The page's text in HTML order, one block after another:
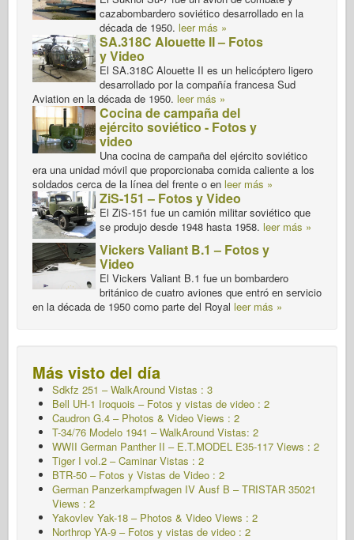
cazabombardero soviético desarrollado en la
década de 1950. leer más »
SA.318C Alouette II – Fotos
y Video
El SA.318C Alouette II es un helicóptero ligero
desarrollado por la compañía francesa Sud
Aviation en la década de 1950. leer más »
Cocina de campaña del
ejército soviético - Fotos y
video
Una cocina de campaña del ejército soviético
era una unidad móvil que proporcionaba comida caliente a los
soldados cerca de la línea del frente o en leer más »
ZiS-151 – Fotos y Video
El ZiS-151 fue un camión militar soviético que
se produjo desde 1948 hasta 1958. leer más »
Vickers Valiant B.1 – Fotos y
Video
El Vickers Valiant B.1 fue un bombardero
británico de cuatro aviones que entró en servicio
en la década de 1950 como parte del Royal leer más »
Más visto del día
Sdkfz 251 – WalkAround Vistas : 3
Bell UH-1 Iroquois – Fotos y vistas de video : 2
Caudron G.4 – Photos & Video Views : 2
T-34/76 Modelo 1941 – WalkAround Vistas: 2
WWII German Panther II – E.T.MODEL E35-117 Views : 2
Tiger I vol.2 – CaminarVistas : 2
BTR-50 – Fotos y Vistas de Video : 2
German Panzerkampfwagen IV Ausf B – TRISTAR 35021
Views : 2
Yakovlev Yak-18 – Photos & Video Views : 2
Northrop YA-9 – Fotos y vistas de video : 2